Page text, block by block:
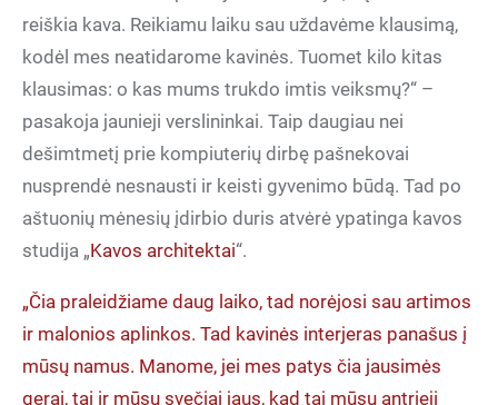
reiškia kava. Reikiamu laiku sau uždavėme klausimą,
kodėl mes neatidarome kavinės. Tuomet kilo kitas
klausimas: o kas mums trukdo imtis veiksmų?“ –
pasakoja jaunieji verslininkai. Taip daugiau nei
dešimtmetį prie kompiuterių dirbę pašnekovai
nusprendė nesnausti ir keisti gyvenimo būdą. Tad po
aštuonių mėnesių įdirbio duris atvėrė ypatinga kavos
studija „Kavos architektai“.
„Čia praleidžiame daug laiko, tad norėjosi sau artimos
ir malonios aplinkos. Tad kavinės interjeras panašus į
mūsų namus. Manome, jei mes patys čia jausimės
gerai, tai ir mūsų svečiai jaus, kad tai mūsų antrieji